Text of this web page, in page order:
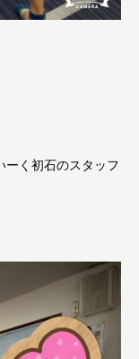
ーく初石のスタッフ